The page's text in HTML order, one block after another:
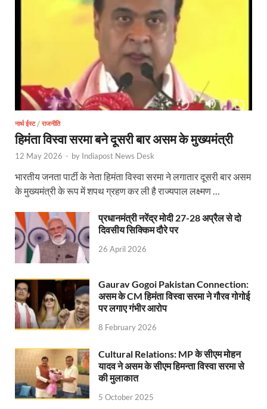
Bullet Train Date: बुलेट ट्रेन की आ गई तारीख कब चलेगी
UP Police Recruitments: साल के आखिरी दिन युवाओं को
UP Tourism: योगी सरकार के प्रयास से सनातन का
Indian Railway Network: 2026 के लिए मंच तैयार
Severe cold wave: यूपी में 12वीं तक के सभी स्कूल 1
Millets Organic Food Start UP : सीएम योगी की
Kuldeep Singh Sengar: CJI की अध्यक्षता वाली बेंच
Kunda Raja Bhaiya: राजा भैया को मिला 1.5 करोड का
Jan-Jan Ki Sarkar: धामी मॉडल ने शासन को जनता के
Ankita Bhandari Case: अंकिता भंडारी केस से संबंधित
Uttarkhand Development Project: मुख्यमंत्री ने
Voter Mapping: मतदाता मैपिंग आसान बनाने के लिए
नार्थ ईस्ट/ राजनीति
हिमंता विस्वा सरमा बने दूसरी बार असम के मुख्यमंत्री
12 May 2026 - by Indiapost News Desk
भारतीय जनता पार्टी के नेता हिमंता विस्वा सरमा ने लगातार दूसरी बार असम
के मुख्यमंत्री के रूप में शपथ ग्रहण कर ली है राज्यपाल लक्ष्मण …
प्रधानमंत्री नरेंद्र मोदी 27-28 अप्रैल से दो
दिवसीय सिक्किम दौरे पर
26 April 2026
Gaurav Gogoi Pakistan Connection:
असम के CM हिमंता विस्वा सरमा ने गौरव गोगोई
पर लगाए गंभीर आरोप
8 February 2026
Cultural Relations: MP के सीएम मोहन
यादव ने असम के सीएम हिमन्ता विस्वा सरमा से
की मुलाकात
5 October 2025